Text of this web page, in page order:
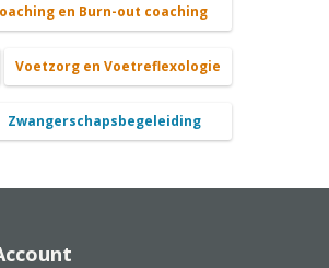
en Burn-out coaching
Voetzorg en Voetreflexologie
Zwangerschapsbegeleiding